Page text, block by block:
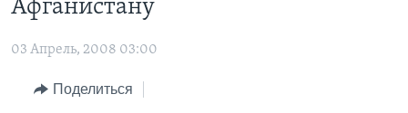
основной
навигации
Перейти
ИТОГИ
ПОЧЕМУ ЭТО ВАЖНО?
НАША АМЕРИКАНСКАЯ ИСТОРИЯ
А КАК В АМЕРИКЕ?
ИНТЕРВЬЮ
ФАКТЫ ПРОТИВ ФЕЙКОВ
Афганистану
03 Апрель, 2008 03:00
Поделиться